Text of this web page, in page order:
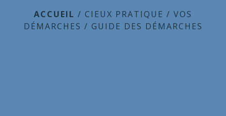
ACCUEIL / CIEUX PRATIQUE / VOS
DÉMARCHES / GUIDE DES DÉMARCHES